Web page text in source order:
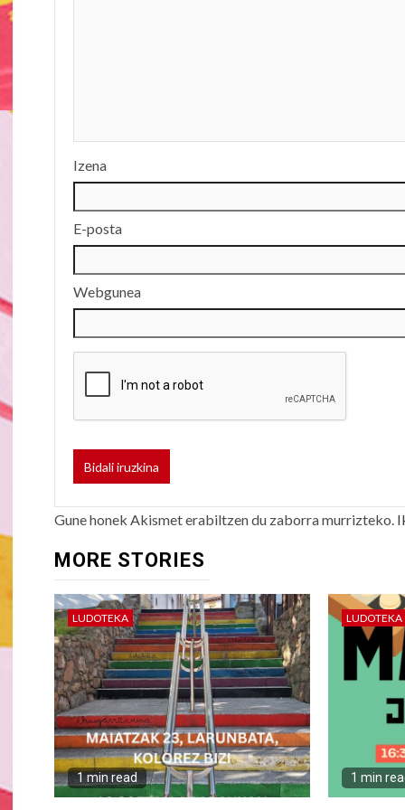
Izena
E-posta
Webgunea
Gune honek Akismet erabiltzen du zaborra murrizteko.
MORE STORIES
LUDOTEKA
1 min read
LUDOTEKA
1 min